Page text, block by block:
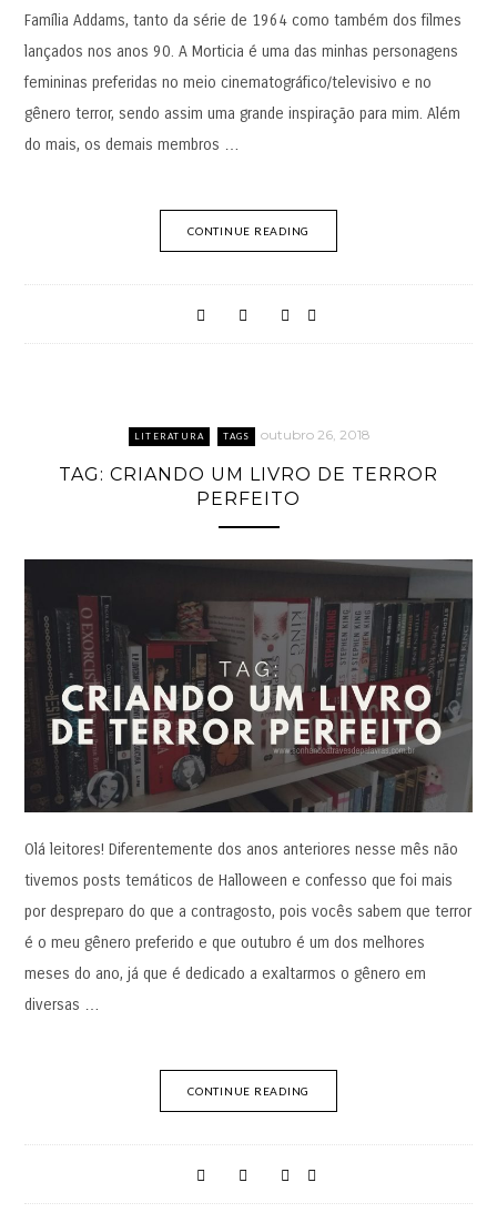
Família Addams, tanto da série de 1964 como também dos filmes
lançados nos anos 90. A Morticia é uma das minhas personagens
femininas preferidas no meio cinematográfico/televisivo e no
gênero terror, sendo assim uma grande inspiração para mim. Além
do mais, os demais membros …
CONTINUE READING
LITERATURA TAGS outubro 26, 2018
TAG: CRIANDO UM LIVRO DE TERROR
PERFEITO
Olá leitores! Diferentemente dos anos anteriores nesse mês não
tivemos posts temáticos de Halloween e confesso que foi mais
por despreparo do que a contragosto, pois vocês sabem que terror
é o meu gênero preferido e que outubro é um dos melhores
meses do ano, já que é dedicado a exaltarmos o gênero em
diversas …
CONTINUE READING